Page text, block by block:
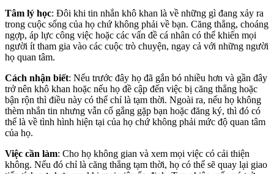
Tâm lý học: Đôi khi tin nhắn khô khan là về những gì đang xảy ra
trong cuộc sống của họ chứ không phải về bạn. Căng thẳng, choáng
ngợp, áp lực công việc hoặc các vấn đề cá nhân có thể khiến mọi
người ít tham gia vào các cuộc trò chuyện, ngay cả với những người
họ quan tâm.
Cách nhận biết: Nếu trước đây họ đã gắn bó nhiều hơn và gần đây
trở nên khô khan hoặc nếu họ đề cập đến việc bị căng thẳng hoặc
bận rộn thì điều này có thể chỉ là tạm thời. Ngoài ra, nếu họ không
thèm nhắn tin nhưng vẫn cố gắng gặp bạn hoặc đăng ký, thì đó có
thể là về tình hình hiện tại của họ chứ không phải mức độ quan tâm
của họ.
Việc cần làm: Cho họ không gian và xem mọi việc có cải thiện
không. Nếu đó chỉ là căng thẳng tạm thời, họ có thể sẽ quay lại giao